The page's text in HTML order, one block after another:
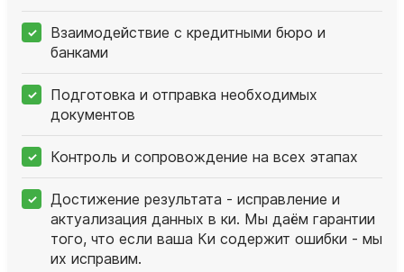
Взаимодействие с кредитными бюро и
банками
Подготовка и отправка необходимых
документов
Контроль и сопровождение на всех этапах
Достижение результата - исправление и
актуализация данных в ки. Мы даём гарантии
того, что если ваша Ки содержит ошибки - мы
их исправим.